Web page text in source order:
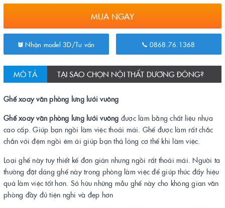
MUA NGAY
Nhận model 3D/Tư vấn 0868.76.1368
MÔ TẢ TẠI SAO CHỌN NỘI THẤT DƯƠNG ĐÔNG?
Ghế xoay văn phòng lưng lưới vuông
Ghế xoay văn phòng lưng lưới vuông được làm bằng chất liệu nhựa
cao cấp. Giúp bạn ngồi làm việc thoải mái. Ghế được làm rất chắc
chắn với đệm ngồi êm ái giúp bạn thả lỏng cơ thể khi làm việc.
Loại ghế này tuy thiết kế đơn giản nhưng ngồi rất thoải mái. Người ta
thường đặt dáng ghế này trong phòng làm việc để giúp thúc đẩy hiệu
quả làm việc tốt hơn. Sở hữu những mẫu ghế này cho không gian văn
phòng đầy đủ tiện nghi và đẹp hơn